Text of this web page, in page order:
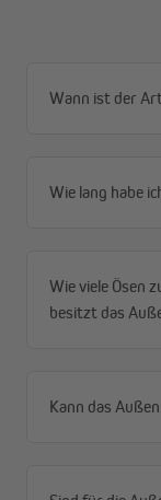
Effektiver
Flexible
Wann ist der
Wie lang habe
Wie viele Ösen
besitzt das
Kann das